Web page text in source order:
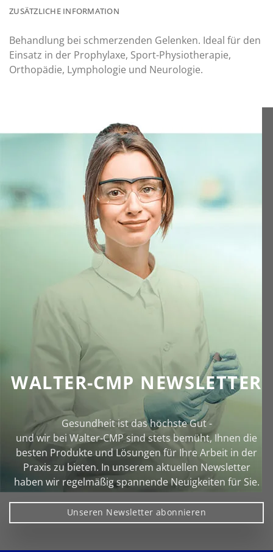
ZUSÄTZLICHE INFORMATION
Behandlung bei schmerzenden Gelenken. Ideal für den
Einsatz in der Prophylaxe, Sport-Physiotherapie,
Orthopädie, Lymphologie und Neurologie.
WALTER-CMP NEWSLETTER
Gesundheit ist das höchste Gut -
und wir bei Walter‑CMP sind stets bemüht, Ihnen die
besten Produkte und Lösungen für Ihre Arbeit in der
Praxis zu bieten. In unserem aktuellen Newsletter
haben wir regelmäßig spannende Neuigkeiten für Sie.
Unseren Newsletter abonnieren